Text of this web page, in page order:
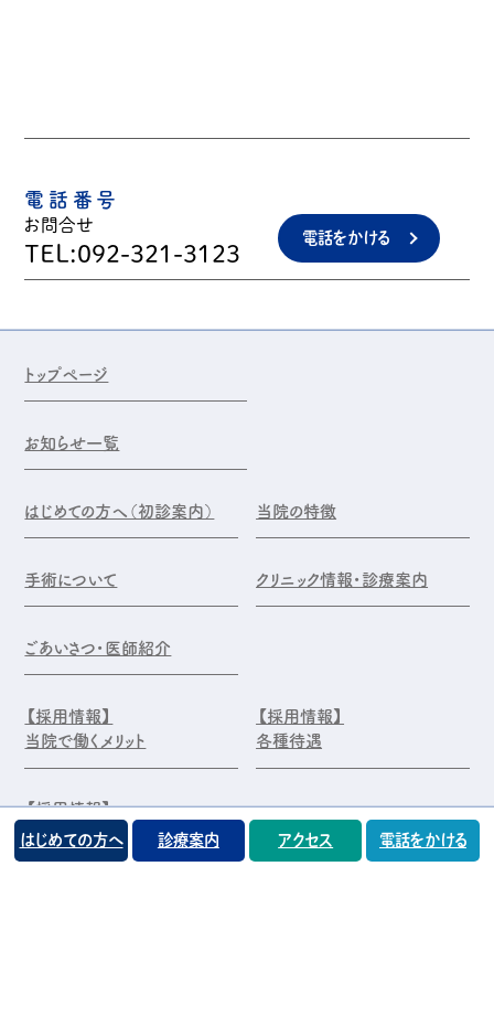
電話番号
お問合せ
TEL:092-321-3123
電話をかける
トップページ
お知らせ一覧
はじめての方へ（初診案内） 当院の特徴
手術について クリニック情報・診療案内
ごあいさつ・医師紹介
【採用情報】
当院で働くメリット
【採用情報】
各種待遇
【採用情報】
エントリー・お問合せ
はじめての方へ 診療案内 アクセス 電話をかける